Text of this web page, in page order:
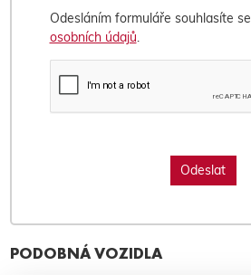
Odesláním formuláře souhlasíte se
osobních údajů.
PODOBNÁ VOZIDLA